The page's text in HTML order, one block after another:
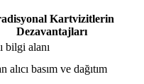
Kartvizitlerin
Dezavantajları
bilgi alanı
alıcı basım ve dağıtım